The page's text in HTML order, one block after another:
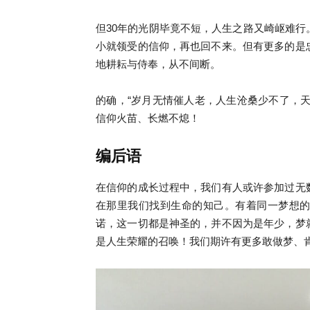
但30年的光阴毕竟不短，人生之路又崎岖难
小就领受的信仰，再也回不来。但有更多的
地耕耘与侍奉，从不间断。
的确，“岁月无情催人老，人生沧桑少不了，
信仰火苗、长燃不熄！
编后语
在信仰的成长过程中，我们有人或许参加过
在那里我们找到生命的知己。有着同一梦想
诺，这一切都是神圣的，并不因为是年少，
是人生荣耀的召唤！我们期许有更多敢做梦、